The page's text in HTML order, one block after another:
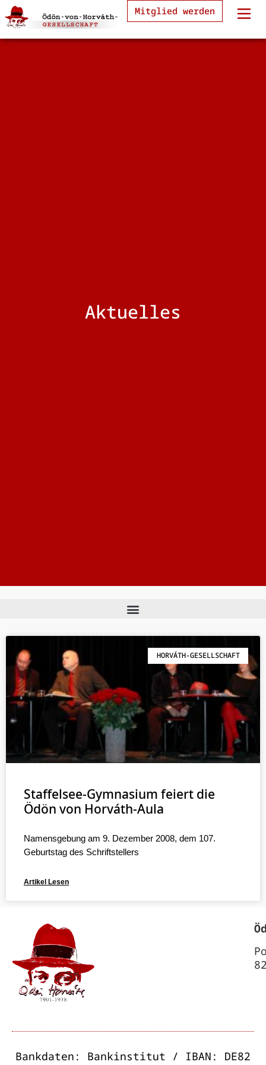
Mitglied werden
Aktuelles
HORVÁTH-GESELLSCHAFT
Staffelsee-Gymnasium feiert die
Ödön von Horváth-Aula
Namensgebung am 9. Dezember 2008, dem 107.
Geburtstag des Schriftstellers
Artikel Lesen
Bankdaten: Bankinstitut / IBAN: DE82